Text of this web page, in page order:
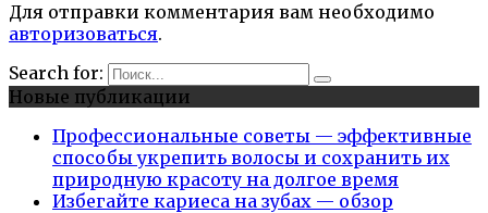
Для отправки комментария вам необходимо
авторизоваться.
Search for:
Новые публикации
Профессиональные советы — эффективные
способы укрепить волосы и сохранить их
природную красоту на долгое время
Избегайте кариеса на зубах — обзор